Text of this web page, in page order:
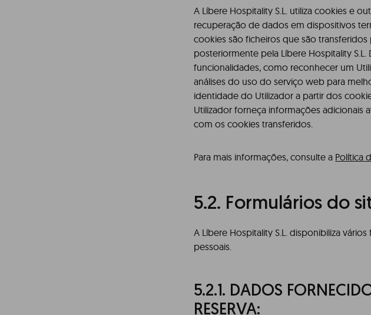
A Líbere Hospitality S.L. utiliza cookies e
recuperação de dados em dispositivos
cookies são ficheiros que são
posteriormente pela Líbere Hospitality
funcionalidades, como reconhecer um
análises do uso do serviço web para
identidade do Utilizador a partir dos
Utilizador forneça informações adicionais
com os cookies transferidos.
Para mais informações, consulte a Política
5.2. Formulários do
A Líbere Hospitality S.L. disponibiliza
pessoais.
5.2.1. DADOS
RESERVA: